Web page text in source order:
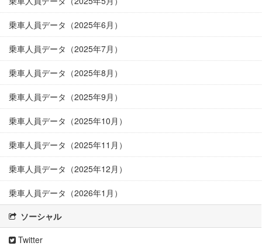
乗車人員データ（2025年6月）
乗車人員データ（2025年7月）
乗車人員データ（2025年8月）
乗車人員データ（2025年9月）
乗車人員データ（2025年10月）
乗車人員データ（2025年11月）
乗車人員データ（2025年12月）
乗車人員データ（2026年1月）
ソーシャル
Twitter